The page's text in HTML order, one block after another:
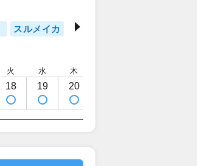
スルメイカ
火
18
水
19
木
20